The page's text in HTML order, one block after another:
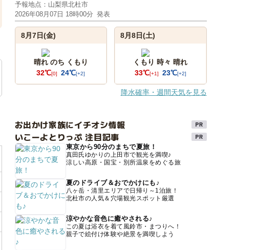
予報地点：山梨県北杜市
2026年08月07日 18時00分 発表
8月7日(金)
晴れ のち くもり
32℃[0] 24℃[+2]
8月8日(土)
くもり 時々 晴れ
33℃[+1] 23℃[+2]
降水確率・週間天気を見る
お出かけ家族にイチオシ情報
いこーよとりっぷ 注目記事
東京から90分のまちで夏旅！
真田氏ゆかりの上田市で観光を満喫♪
涼しい高原・国宝・別所温泉をめぐる旅
夏のドライブ＆おでかけにも♪
八ヶ岳・清里エリアで日帰り～1泊旅！
北杜市の人気＆穴場観光スポット厳選
涼やかな音色に癒やされる♪
この夏は浴衣を着て風鈴市・まつりへ！
親子で絵付け体験や絶景を満喫しよう